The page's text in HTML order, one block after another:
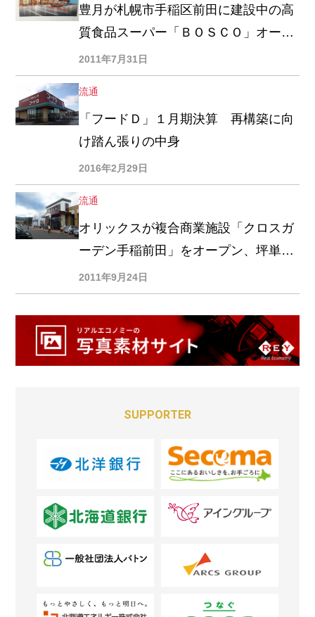
豊月が札幌市手稲区前田に建設中の高
質食品スーパー「ＢＯＳＣＯ」オープ
ンは９月２日か９日で調整
2011年7月31日
流通
「フードＤ」１月期決算 再構築に向
け踏ん張りの中身
2016年2月29日
流通
オリックスが複合商業施設「クロスガ
ーデン手稲前田」をオープン、坪単価
賃料６～７０００円の立地にスーパ
ー、ドラッグ、靴、低価格衣料、回転
寿司５店
2011年9月24日
SUPPORTER